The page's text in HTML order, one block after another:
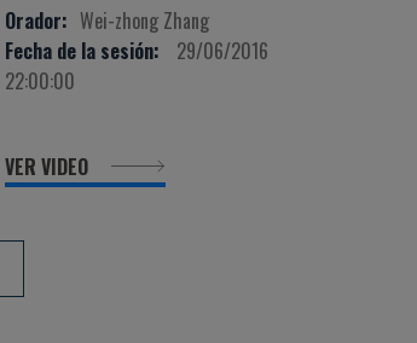
Heterogeneity: The Way
to Personalised Medicine
Orador: Wei-zhong Zhang
Fecha de la sesión:
29/06/2016
22:00:00
VER VIDEO